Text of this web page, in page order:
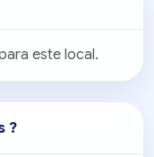
este local.
?